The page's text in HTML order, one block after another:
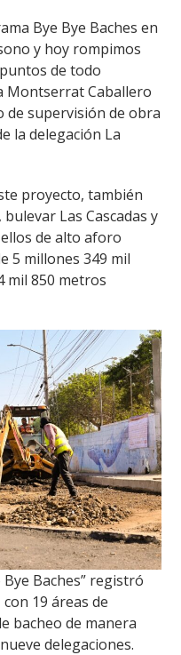
Bye Bye Baches en
y hoy rompimos
de todo
Montserrat Caballero
de supervisión de obra
la delegación La
proyecto, también
Las Cascadas y
de alto aforo
5 millones 349 mil
mil 850 metros
Baches” registró
19 áreas de
bacheo de manera
delegaciones.